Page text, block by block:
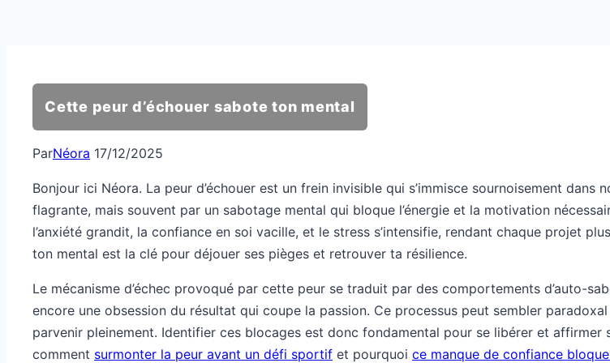
Cette peur d’échouer sabote ton mental
ParNéora 17/12/2025
Bonjour ici Néora. La peur d’échouer est un frein invisible qui s’immisce sournoisement
flagrante, mais souvent par un sabotage mental qui bloque l’énergie et la motivation
l’anxiété grandit, la confiance en soi vacille, et le stress s’intensifie, rendant chaque projet
ton mental est la clé pour déjouer ses pièges et retrouver ta résilience.
Le mécanisme d’échec provoqué par cette peur se traduit par des comportements d’auto-
encore une obsession du résultat qui coupe la passion. Ce processus peut sembler
parvenir pleinement. Identifier ces blocages est donc fondamental pour se libérer et
comment surmonter la peur avant un défi sportif et pourquoi ce manque de confiance